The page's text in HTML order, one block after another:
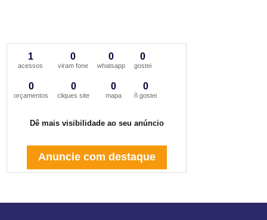
1
acessos
0
viram fone
0
whatsapp
0
gostei
0
orçamentos
0
cliques site
0
mapa
0
ñ gostei
Dê mais visibilidade ao seu anúncio
Anuncie com destaque